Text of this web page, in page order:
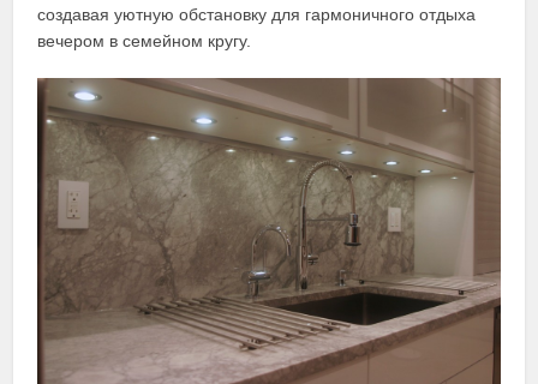
создавая уютную обстановку для гармоничного отдыха
вечером в семейном кругу.